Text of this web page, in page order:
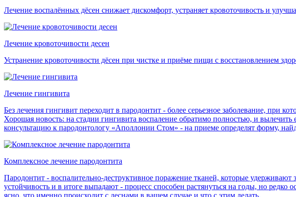
Лечение воспалённых дёсен снижает дискомфорт, устраняет кровоточивость и
Лечение кровоточивости десен
Устранение кровоточивости дёсен при чистке и приёме пищи с восстановлением
Лечение гингивита
Без лечения гингивит переходит в пародонтит - более серьезное заболевание, при
Хорошая новость: на стадии гингивита воспаление обратимо полностью, и вылечить
консультацию к пародонтологу «Аполлонии Стом» - на приеме определят форму,
Комплексное лечение пародонтита
Пародонтит - воспалительно-деструктивное поражение тканей, которые
устойчивость и в итоге выпадают - процесс способен растянуться на годы, но